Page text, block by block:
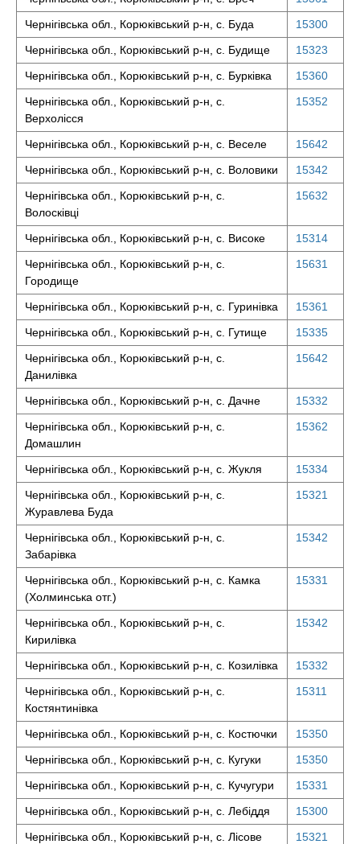
Чернігівська обл., Корюківський р-н, с. Буда
15300
Чернігівська обл., Корюківський р-н, с. Будище
15323
Чернігівська обл., Корюківський р-н, с. Бурківка
15360
Чернігівська обл., Корюківський р-н, с.
Верхолісся
15352
Чернігівська обл., Корюківський р-н, с. Веселе
15642
Чернігівська обл., Корюківський р-н, с. Воловики
15342
Чернігівська обл., Корюківський р-н, с.
Волосківці
15632
Чернігівська обл., Корюківський р-н, с. Високе
15314
Чернігівська обл., Корюківський р-н, с.
Городище
15631
Чернігівська обл., Корюківський р-н, с. Гуринівка
15361
Чернігівська обл., Корюківський р-н, с. Гутище
15335
Чернігівська обл., Корюківський р-н, с.
Данилівка
15642
Чернігівська обл., Корюківський р-н, с. Дачне
15332
Чернігівська обл., Корюківський р-н, с.
Домашлин
15362
Чернігівська обл., Корюківський р-н, с. Жукля
15334
Чернігівська обл., Корюківський р-н, с.
Журавлева Буда
15321
Чернігівська обл., Корюківський р-н, с.
Забарівка
15342
Чернігівська обл., Корюківський р-н, с. Камка
(Холминська отг.)
15331
Чернігівська обл., Корюківський р-н, с.
Кирилівка
15342
Чернігівська обл., Корюківський р-н, с. Козилівка
15332
Чернігівська обл., Корюківський р-н, с.
Костянтинівка
15311
Чернігівська обл., Корюківський р-н, с. Костючки
15350
Чернігівська обл., Корюківський р-н, с. Кугуки
15350
Чернігівська обл., Корюківський р-н, с. Кучугури
15331
Чернігівська обл., Корюківський р-н, с. Лебіддя
15300
Чернігівська обл., Корюківський р-н, с. Лісове
15321